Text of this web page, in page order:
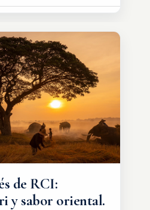
y ganas de hacer algo
No tiene por
pero sí algo
de RCI:
y sabor oriental.